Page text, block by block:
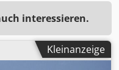
interessieren.
Kleinanzeige